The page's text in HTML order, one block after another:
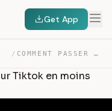
Get App
/ COMMENT PASSER DE 0 À 1000€ SUR TIKTOK EN MOINS D’UNE S… — TRANSCRIPT
Tiktok en moins